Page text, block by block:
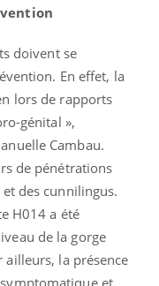
doivent se
En effet, la
lors de rapports
génital »,
Cambau.
de pénétrations
des cunnilingus.
H014 a été
de la gorge
ailleurs, la présence
et